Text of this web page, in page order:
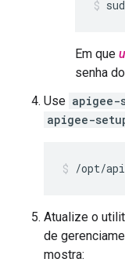
Em que
senha
Use apigee-
apigee-
/opt/
Atualize o
de
mostra: